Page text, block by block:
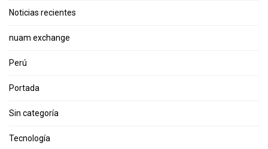
Noticias recientes
nuam exchange
Perú
Portada
Sin categoría
Tecnología